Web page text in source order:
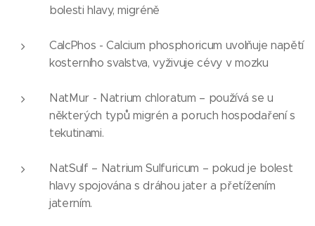
bolesti hlavy, migréně
CalcPhos - Calcium phosphoricum uvolňuje napětí
kosterního svalstva, vyživuje cévy v mozku
NatMur - Natrium chloratum – používá se u
některých typů migrén a poruch hospodaření s
tekutinami.
NatSulf – Natrium Sulfuricum – pokud je bolest
hlavy spojována s dráhou jater a přetížením
jaterním.